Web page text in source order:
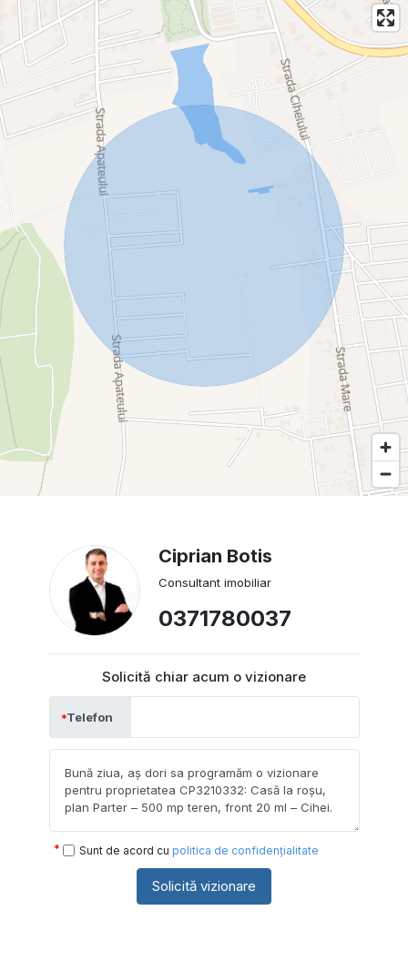
Ciprian Botis
Consultant imobiliar
0371780037
Solicită chiar acum o vizionare
Telefon
Sunt de acord cu politica de confidențialitate
Solicită vizionare